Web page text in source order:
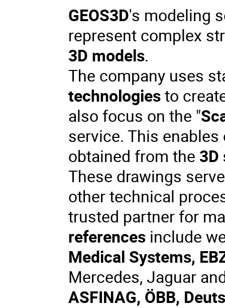
GEOS3D's modeling
represent complex
3D models.
The company uses
technologiesto
also focus on the "
service. This
obtained from the 3D
These drawings
other technical
trusted partner for
references include
Medical Systems,
Mercedes, Jaguar
ASFINAG, ÖBB,